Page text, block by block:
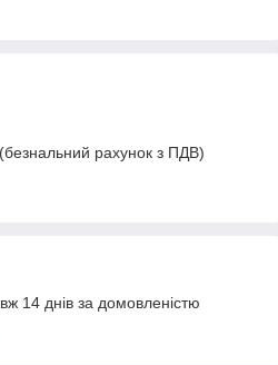
рахунок з ПДВ)
14 днів за домовленістю